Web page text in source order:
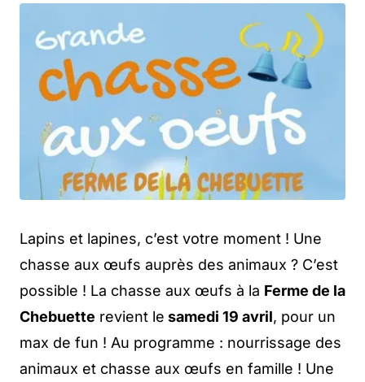
Lapins et lapines, c’est votre moment ! Une
chasse aux œufs auprès des animaux ? C’est
possible ! La chasse aux œufs à la Ferme de la
Chebuette revient le samedi 19 avril, pour un
max de fun ! Au programme : nourrissage des
animaux et chasse aux œufs en famille ! Une